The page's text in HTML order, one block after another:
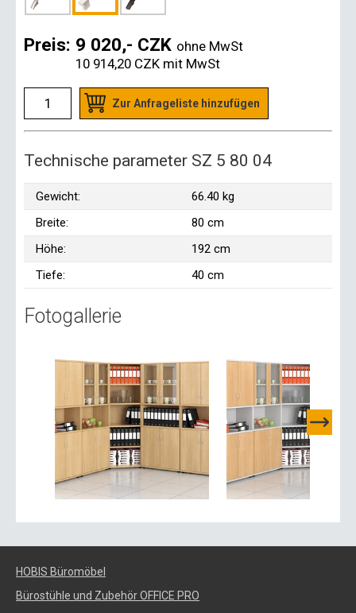
Preis: 9 020,- CZK ohne MwSt
10 914,20 CZK mit MwSt
Zur Anfrageliste hinzufügen
Technische parameter SZ 5 80 04
Gewicht:
66.40 kg
Breite:
80 cm
Höhe:
192 cm
Tiefe:
40 cm
Fotogallerie
HOBIS Büromöbel
Bürostühle und Zubehör OFFICE PRO